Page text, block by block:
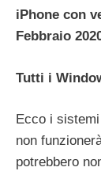
iPhone con
Febbraio
Tutti i
Ecco i
non
potrebbero